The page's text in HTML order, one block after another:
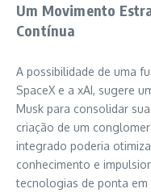
Um Movimento
Contínua
A possibilidade de uma
SpaceX e a xAI, sugere
Musk para consolidar
criação de um
integrado poderia
conhecimento e
tecnologias de ponta em